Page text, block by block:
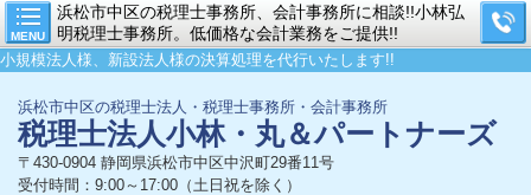
MENU
浜松市中区の税理士事務所、会計事務所に相談!!小林弘
明税理士事務所。低価格な会計業務をご提供!!
小規模法人様、新設法人様の決算処理を代行いたします!!
浜松市中区の税理士法人・税理士事務所・会計事務所
税理士法人小林・丸＆パートナーズ
〒430-0904 静岡県浜松市中区中沢町29番11号
受付時間：9:00～17:00（土日祝を除く）